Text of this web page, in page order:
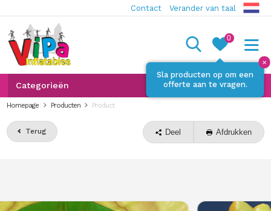
Contact Verander van taal
0
Sla producten op om een
offerte aan te vragen.
✕
Categorieën
Homepage Producten Product
Terug Deel Afdrukken